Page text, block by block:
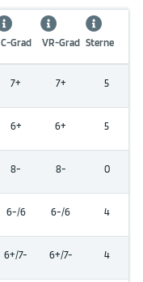
C-Grad VR-Grad Sterne
7+ 7+ 5
6+ 6+ 5
8- 8- 0
6-/6 6-/6 4
6+/7- 6+/7- 4